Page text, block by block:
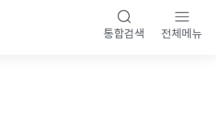
통합검색 전체메뉴